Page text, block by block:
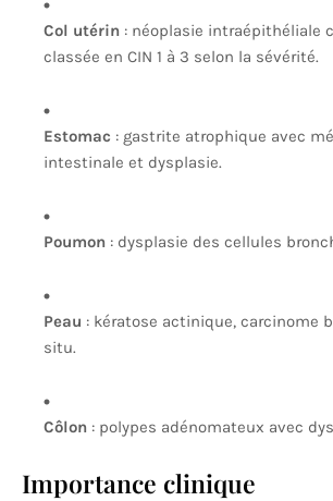
Col utérin : néoplasie intraépithéliale
classée en CIN 1 à 3 selon la sévérité.
Estomac : gastrite atrophique avec
intestinale et dysplasie.
Poumon : dysplasie des cellules
Peau : kératose actinique, carcinome
situ.
Côlon : polypes adénomateux avec
Importance clinique